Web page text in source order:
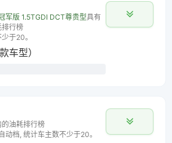
军版 1.5TGDI DCT尊贵型具有
排行榜
于20。
车型）
油耗排行榜
动档, 统计车主数不少于20。